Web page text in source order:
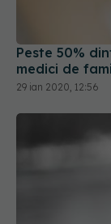
Peste 50%
medici de
29 ian 2020, 12:56